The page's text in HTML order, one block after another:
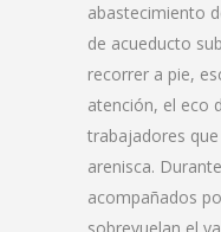
abastecimiento
de acueducto
recorrer a pie,
atención, el eco
trabajadores
arenisca.
acompañados